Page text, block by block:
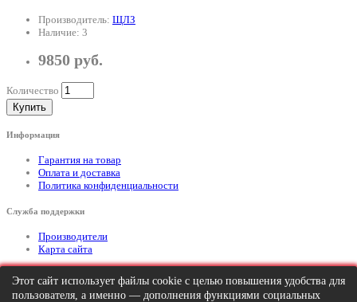
Производитель: ЩЛЗ
Наличие: 3
9850 руб.
Количество
Купить
Информация
Гарантия на товар
Оплата и доставка
Политика конфиденциальности
Служба поддержки
Производители
Карта сайта
Дополнительно
Этот сайт использует файлы cookie с целью повышения удобства для
пользователя, а именно — дополнения функциями социальных